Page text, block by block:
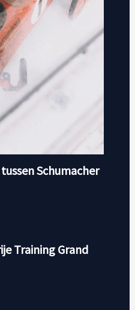
Schumacher
Training Grand